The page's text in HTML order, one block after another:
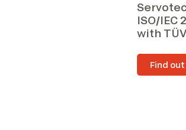
ISO/
with
Find